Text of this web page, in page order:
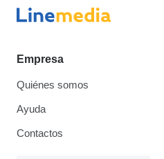
Empresa
Quiénes somos
Ayuda
Contactos